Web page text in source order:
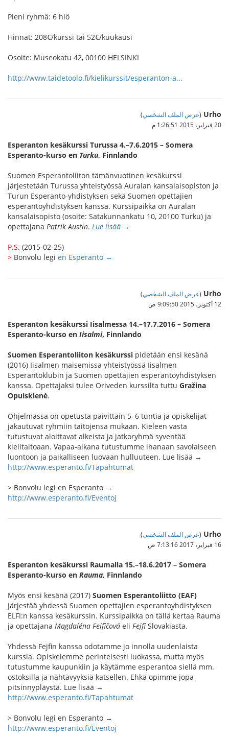
Pieni ryhmä: 6 hlö
Hinnat: 208€/kurssi tai 52€/kuukausi
Osoite: Museokatu 42, 00100 HELSINKI
http://www.taidetoolo.fi/kielikurssit/esperanton-a...
Urho
(عرض الملف الشخصي)
20 فبراير، 2015 1:26:51 م
Esperanton kesäkurssi Turussa 4.–7.6.2015 – Somera
Esperanto-kurso en Turku, Finnlando
Suomen Esperantoliiton tämänvuotinen kesäkurssi
järjestetään Turussa yhteistyössä Auralan kansalaisopiston ja
Turun Esperanto-yhdistyksen sekä Suomen opettajien
esperantoyhdistyksen kanssa. Kurssipaikka on Auralan
kansalaisopisto (osoite: Satakunnankatu 10, 20100 Turku) ja
opettajana Patrik Austin. Lue lisää →
P.S. (2015-02-25)
> Bonvolu legi en Esperanto →
Urho
(عرض الملف الشخصي)
12 أكتوبر، 2015 9:09:50 ص
Esperanton kesäkurssi Iisalmessa 14.–17.7.2016 – Somera
Esperanto-kurso en Iisalmi, Finnlando
Suomen Esperantoliiton kesäkurssi pidetään ensi kesänä
(2016) Iisalmen maisemissa yhteistyössä Iisalmen
Esperantoklubin ja Suomen opettajien esperantoyhdistyksen
kanssa. Opettajaksi tulee Oriveden kurssilta tuttu Gražina
Opulskienė.
Ohjelmassa on opetusta päivittäin 5–6 tuntia ja opiskelijat
jakautuvat ryhmiin taitojensa mukaan. Kieleen vasta
tutustuvat aloittavat alkeista ja jatkoryhmä syventää
kielitaitoaan. Vapaa-aikana tutustumme ihanaan savolaiseen
luontoon ja paikalliseen luovaan hulluuteen. Lue lisää →
http://www.esperanto.fi/Tapahtumat
> Bonvolu legi en Esperanto →
http://www.esperanto.fi/Eventoj
Urho
(عرض الملف الشخصي)
16 فبراير، 2017 7:13:16 ص
Esperanton kesäkurssi Raumalla 15.–18.6.2017 – Somera
Esperanto-kurso en Rauma, Finnlando
Myös ensi kesänä (2017) Suomen Esperantoliitto (EAF)
järjestää yhdessä Suomen opettajien esperantoyhdistyksen
ELFI:n kanssa kesäkurssin. Kurssipaikka on tällä kertaa Rauma
ja opettajana Magdaléna Feifičová eli Fejfi Slovakiasta.
Yhdessä Fejfin kanssa odotamme jo innolla uudenlaista
kurssia. Opiskelemme perinteisesti luokassa, mutta myös
tutustumme kaupunkiin ja käytämme esperantoa siellä mm.
ostoksilla ja nähtävyyksiä katsellen. Ehkä opimme jopa
pitsinnypläystä. Lue lisää →
http://www.esperanto.fi/Tapahtumat
> Bonvolu legi en Esperanto →
http://www.esperanto.fi/Eventoj